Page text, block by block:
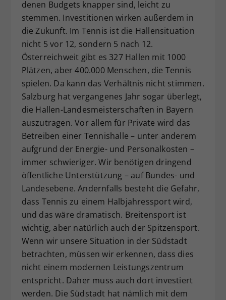
denen Budgets knapper sind, leicht zu
stemmen. Investitionen wirken außerdem in
die Zukunft. Im Tennis ist die Hallensituation
nicht 5 vor 12, sondern 5 nach 12.
Österreichweit gibt es 327 Hallen mit 1000
Plätzen, aber 400.000 Menschen, die Tennis
spielen. Da kann das Verhältnis nicht stimmen.
Salzburg hat vergangenes Jahr sogar überlegt,
die Hallen-Landesmeisterschaften in Bayern
auszutragen. Vor allem für Private wird das
Betreiben einer Tennishalle – unter anderem
aufgrund der Energie- und Personalkosten –
immer schwieriger. Wir benötigen dringend
öffentliche Unterstützung – auf Bundes- und
Landesebene. Andernfalls besteht die Gefahr,
dass Tennis zu einem Halbjahressport wird,
und das wäre dramatisch. Breitensport ist
wichtig, aber natürlich auch der Spitzensport.
Wenn wir unsere Situation in der Südstadt
betrachten, müssen wir erkennen, dass dies
nicht einem modernen Leistungszentrum
entspricht. Daher muss auch dort investiert
werden. Die Südstadt hat nämlich mit dem